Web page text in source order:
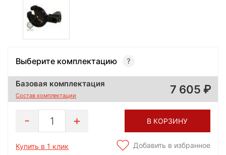
Выберите комплектацию
Базовая комплектация
Состав комплектации 7 605
1 В КОРЗИНУ
Купить в 1 клик
Добавить в избранное